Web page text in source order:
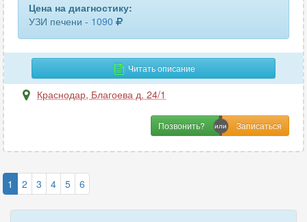
Цена на диагностику:
УЗИ печени - 1090
Читать описание
Краснодар, Благоева д. 24/1
Позвонить?
1 2 3 4 5 6